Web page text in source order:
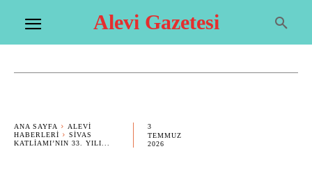
Alevi Gazetesi
ANA SAYFA
ALEVI
HABERLERI
SIVAS
KATLIAMI’NIN 33. YILI...
3
TEMMUZ
2026